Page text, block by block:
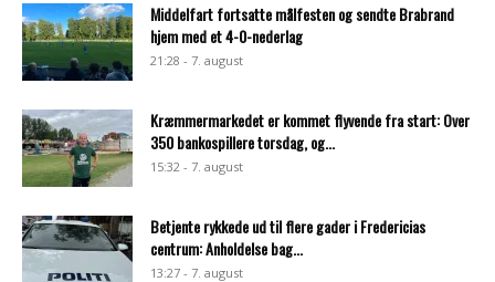
Middelfart fortsatte målfesten og sendte Brabrand
hjem med et 4-0-nederlag
21:28 - 7. august
Kræmmermarkedet er kommet flyvende fra start: Over
350 bankospillere torsdag, og...
15:32 - 7. august
Betjente rykkede ud til flere gader i Fredericias
centrum: Anholdelse bag...
13:27 - 7. august